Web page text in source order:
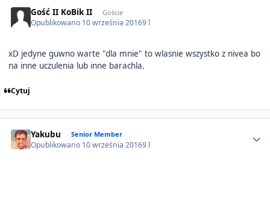
Gość II KoBik II Goście
Opublikowano 10 września 20169 l
xD jedyne guwno warte "dla mnie" to wlasnie wszystko z nivea bo
na inne uczulenia lub inne barachla.
Cytuj
Yakubu Senior Member
Opublikowano 10 września 20169 l